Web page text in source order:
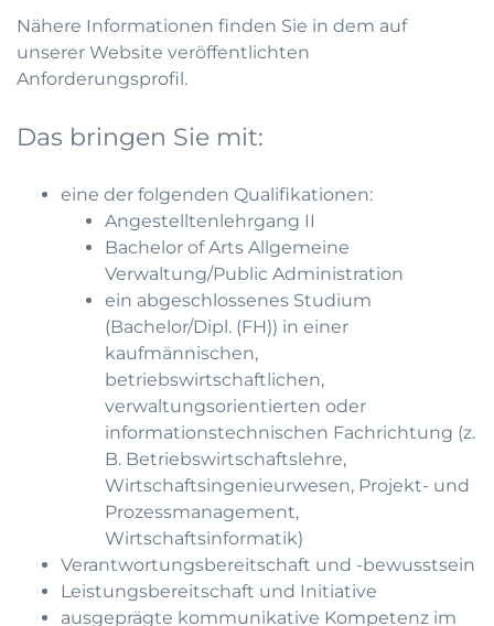
Nähere Informationen finden Sie in dem auf
unserer Website veröffentlichten
Anforderungsprofil.
Das bringen Sie mit:
eine der folgenden Qualifikationen:
Angestelltenlehrgang II
Bachelor of Arts Allgemeine
Verwaltung/Public Administration
ein abgeschlossenes Studium
(Bachelor/Dipl. (FH)) in einer
kaufmännischen,
betriebswirtschaftlichen,
verwaltungsorientierten oder
informationstechnischen Fachrichtung (z.
B. Betriebswirtschaftslehre,
Wirtschaftsingenieurwesen, Projekt- und
Prozessmanagement,
Wirtschaftsinformatik)
Verantwortungsbereitschaft und -bewusstsein
Leistungsbereitschaft und Initiative
ausgeprägte kommunikative Kompetenz im